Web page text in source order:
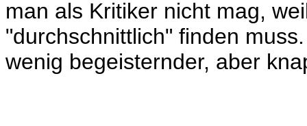
man als Kritiker nicht mag,
"durchschnittlich" finden
wenig begeisternder, aber